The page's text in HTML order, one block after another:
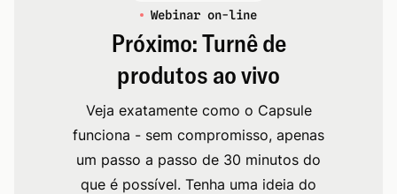
Webinar on-line
Próximo: Turnê de
produtos ao vivo
Veja exatamente como o Capsule
funciona - sem compromisso, apenas
um passo a passo de 30 minutos do
que é possível. Tenha uma ideia do